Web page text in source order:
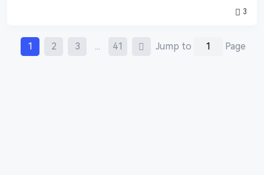
3
Posts
Navigation
1 2 3 ... 41 Jump to Page